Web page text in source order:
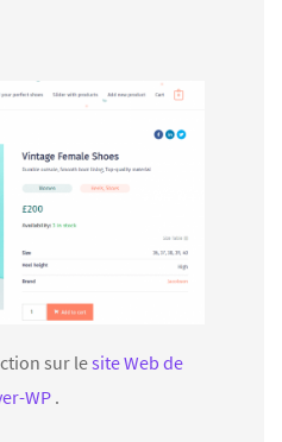
sur lesite Web de
WP .